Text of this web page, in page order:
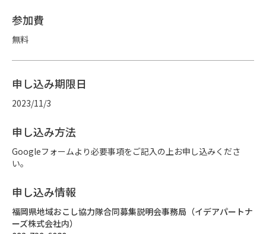
参加費
無料
申し込み期限日
2023/11/3
申し込み方法
Googleフォームより必要事項をご記入の上お申し込みくださ
い。
申し込み情報
福岡県地域おこし協力隊合同募集説明会事務局（イデアパートナ
ーズ株式会社内）